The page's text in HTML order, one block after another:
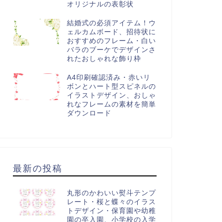
オリジナルの表彰状
結婚式の必須アイテム！ウ
ェルカムボード、招待状に
おすすめのフレーム・白い
バラのブーケでデザインさ
れたおしゃれな飾り枠
A4印刷確認済み・赤いリ
ボンとハート型スピネルの
イラストデザイン、おしゃ
れなフレームの素材を簡単
ダウンロード
最新の投稿
丸形のかわいい熨斗テンプ
レート・桜と蝶々のイラス
トデザイン・保育園や幼稚
園の卒入園、小学校の入学